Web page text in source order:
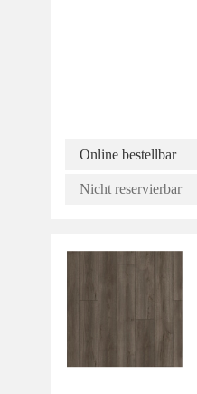
Online bestellbar
Nicht reservierbar